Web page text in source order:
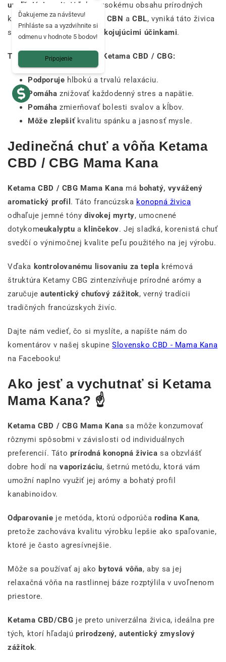
uvoľňujúci pocit . Vďaka vysokému obsahu prírodných
kanabinoidov, ako sú
CBN aCBL, vyniká táto živica
svojimi
relaxačnými a upokojujúcimi účinkami.
Tu sú potenciálne výhody Ketama CBD / CBG:
Podporuje hlbokú a trvalú relaxáciu.
Pomáha znižovať každodenný stres a napätie.
Pomáha zmierňovať bolesti svalov a kĺbov.
Môže zlepšiťkvalitu spánku a jasnosť mysle.
Jedinečná chuť a vôňa Ketama
CBD / CBG Mama Kana
Ketama CBD / CBG Mama Kana má bohatý, vyvážený
aromatický profil . Táto francúzska konopná živica
odhaľuje jemné tóny divokej myrty, umocnené
dotykomeukalyptu a klinčekov. Jej sladká, korenistá chuť
svedčí o výnimočnej kvalite peľu použitého na jej výrobu.
Vďaka kontrolovanému lisovaniu za tepla krémová
štruktúra Ketamy CBG zintenzívňuje prírodné arómy a
zaručujeautentický chuťový zážitok, verný tradícii
tradičných francúzskych živíc.
Dajte nám vedieť, čo si myslíte, a napíšte nám do
komentárov v našej skupineSlovensko CBD - Mama Kana
na Facebooku!
Ako jesť a vychutnať si Ketama
Mama Kana? ☝️
Ketama CBD / CBG Mama Kana sa môže konzumovať
rôznymi spôsobmi v závislosti od individuálnych
preferencií. Táto prírodná konopná živica sa obzvlášť
dobre hodí navaporizáciu, šetrnú metódu, ktorá vám
umožní naplno využiť jej arómy a bohatý profil
kanabinoidov.
Odparovanie je metóda, ktorú odporúča rodina Kana,
pretože zachováva kvalitu výrobku lepšie ako spaľovanie,
ktoré je často agresívnejšie.
Môže sa používať aj ako bytová vôňa, aby sa jej
relaxačná vôňa na rastlinnej báze rozptýlila v uvoľnenom
priestore.
Ketama CBD/CBG je preto univerzálna živica, ideálna pre
tých, ktorí hľadajú prirodzený, autentický zmyslový
zážitok.
Ďakujeme za návštevu!
Prihláste sa a vyzdvihnite si
odmenu v hodnote 5 bodov!
Pripojenie